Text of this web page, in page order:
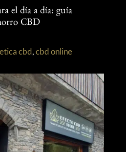
el día a día: guía
CBD
cbd,cbd online